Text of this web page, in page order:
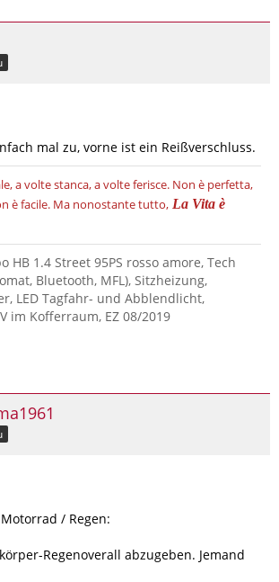
mal zu, vorne ist ein Reißverschluss.
a volte stanca, a volte ferisce. Non è perfetta,
è facile. Ma nonostante tutto, La Vita è
HB 1.4 Street 95PS rosso amore, Tech
Bluetooth, MFL), Sitzheizung,
LED Tagfahr- und Abblendlicht,
im Kofferraum, EZ 08/2019
/ Regen:
Regenoverall abzugeben. Jemand